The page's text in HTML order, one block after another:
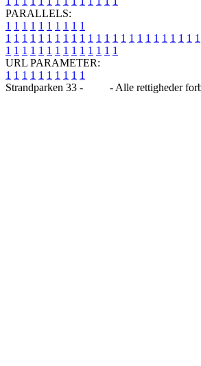
PARALLELS:
1 1 1 1 1 1 1 1 1 1
1 1 1 1 1 1 1 1 1 1 1 1 1 1 1 1 1 1 1 1 1 1 1 1
1 1 1 1 1 1 1 1 1 1 1 1 1 1
URL PARAMETER:
1 1 1 1 1 1 1 1 1 1
Strandparken 33 -
- Alle rettigheder